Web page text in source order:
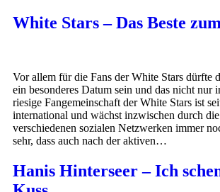
White Stars – Das Beste
Vor allem für die Fans der White Stars dürfte
ein besonderes Datum sein und das nicht nur
riesige Fangemeinschaft der White Stars ist
international und wächst inzwischen durch
verschiedenen sozialen Netzwerken immer
sehr, dass auch nach der aktiven…
Hanis Hinterseer – Ich